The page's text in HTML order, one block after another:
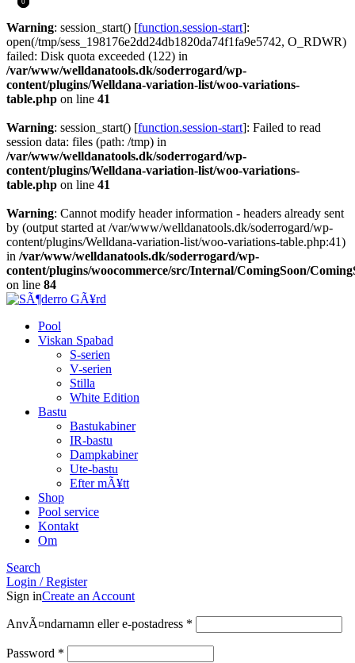
Warning: session_start() [function.session-start]:
open(/tmp/sess_198176e2dd24db1820da74f1fa9e5742, O_RDWR)
failed: Disk quota exceeded (122) in
/var/www/welldanatools.dk/soderrogard/wp-
content/plugins/Welldana-variation-list/woo-variations-
table.php on line 41
Warning: session_start() [function.session-start]: Failed to read
session data: files (path: /tmp) in
/var/www/welldanatools.dk/soderrogard/wp-
content/plugins/Welldana-variation-list/woo-variations-
table.php on line 41
Warning: Cannot modify header information - headers already sent
by (output started at /var/www/welldanatools.dk/soderrogard/wp-
content/plugins/Welldana-variation-list/woo-variations-table.php:41)
in /var/www/welldanatools.dk/soderrogard/wp-
content/plugins/woocommerce/src/Internal/ComingSoon/
on line 84
Pool
Viskan Spabad
S-serien
V-serien
Stilla
White Edition
Bastu
Bastukabiner
IR-bastu
Dampkabiner
Ute-bastu
Efter mÃ¥tt
Shop
Pool service
Kontakt
Om
Search
Login / Register
Sign inCreate an Account
AnvÃ¤ndarnamn eller e-postadress *
Password *
0
0